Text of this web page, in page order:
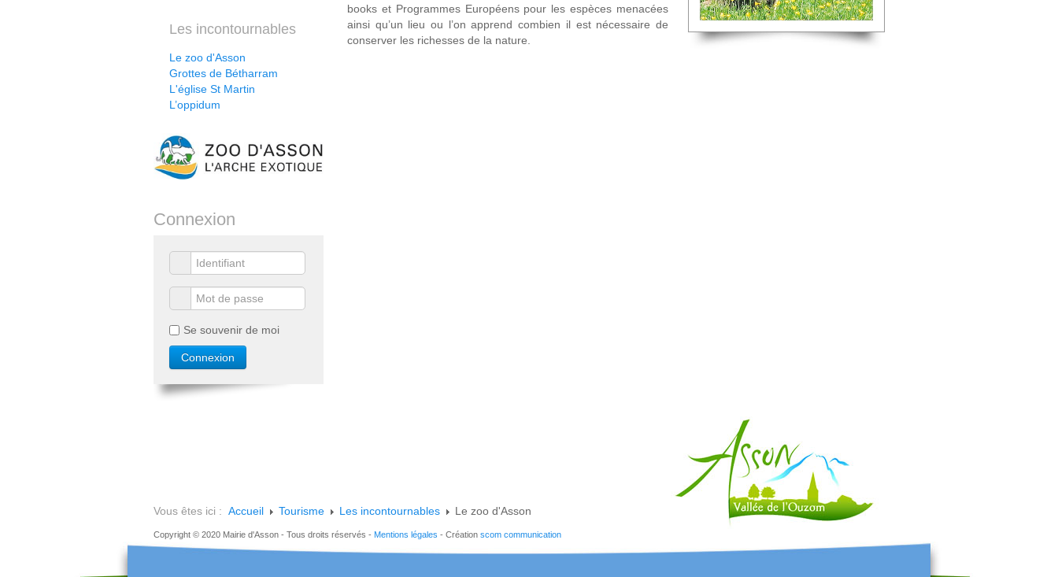
books et Programmes Européens pour les espèces menacées
ainsi qu’un lieu ou l’on apprend combien il est nécessaire de
conserver les richesses de la nature.
Les incontournables
Le zoo d'Asson
Grottes de Bétharram
L'église St Martin
L’oppidum
Connexion
Se souvenir de moi
Vous êtes ici : Accueil Tourisme Les incontournables Le zoo d'Asson
Copyright © 2020 Mairie d'Asson - Tous droits réservés - Mentions légales - Création scom communication